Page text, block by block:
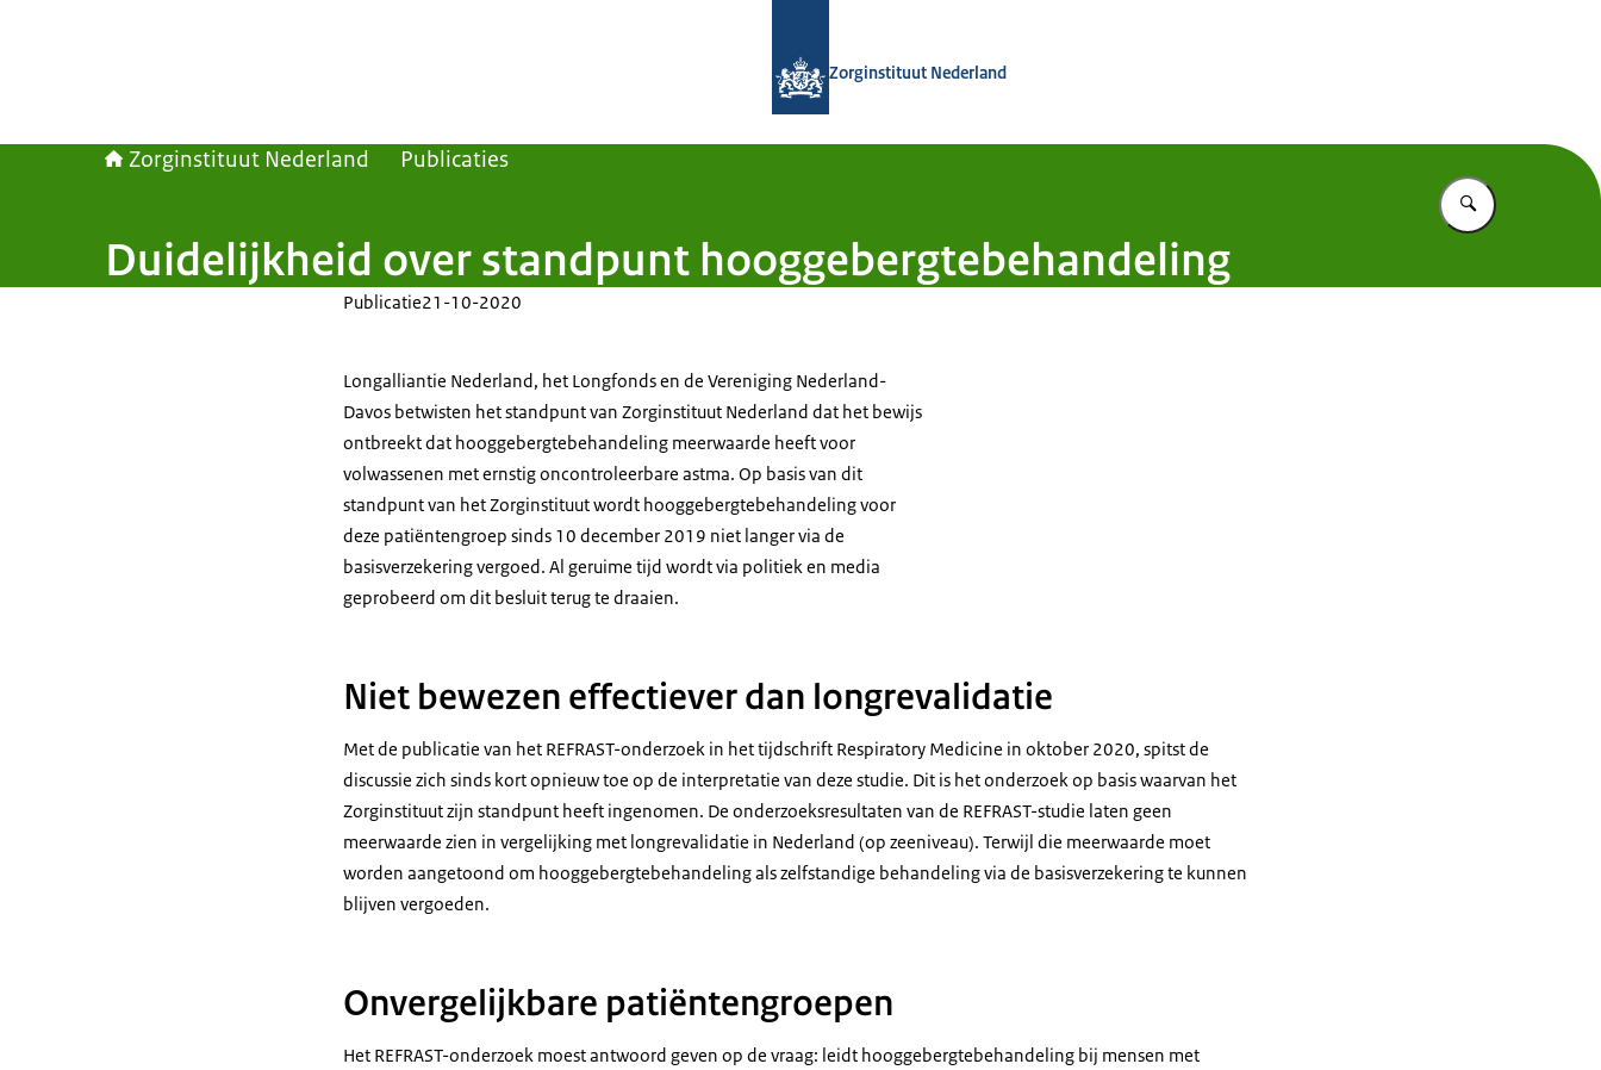
Zorginstituut Nederland
Zorginstituut Nederland Publicaties
Vul in wat u
Duidelijkheid over standpunt hooggebergtebehandeling
Publicatie21-10-2020
Longalliantie Nederland, het Longfonds en de Vereniging Nederland-
Davos betwisten het standpunt van Zorginstituut Nederland dat het bewijs
ontbreekt dat hooggebergtebehandeling meerwaarde heeft voor
volwassenen met ernstig oncontroleerbare astma. Op basis van dit
standpunt van het Zorginstituut wordt hooggebergtebehandeling voor
deze patiëntengroep sinds 10 december 2019 niet langer via de
basisverzekering vergoed. Al geruime tijd wordt via politiek en media
geprobeerd om dit besluit terug te draaien.
Niet bewezen effectiever dan longrevalidatie
Met de publicatie van het REFRAST-onderzoek in het tijdschrift Respiratory Medicine in oktober 2020, spitst de
discussie zich sinds kort opnieuw toe op de interpretatie van deze studie. Dit is het onderzoek op basis waarvan het
Zorginstituut zijn standpunt heeft ingenomen. De onderzoeksresultaten van de REFRAST-studie laten geen
meerwaarde zien in vergelijking met longrevalidatie in Nederland (op zeeniveau). Terwijl die meerwaarde moet
worden aangetoond om hooggebergtebehandeling als zelfstandige behandeling via de basisverzekering te kunnen
blijven vergoeden.
Onvergelijkbare patiëntengroepen
Het REFRAST-onderzoek moest antwoord geven op de vraag: leidt hooggebergtebehandeling bij mensen met